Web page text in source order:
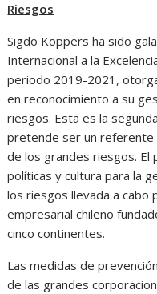
Riesgos
Sigdo Koppers ha sido
Internacional a la
periodo 2019-2021,
en reconocimiento a su
riesgos. Esta es la
pretende ser un referente
de los grandes riesgos. El
políticas y cultura para la
los riesgos llevada a cabo
empresarial chileno
cinco continentes.
Las medidas de
de las grandes